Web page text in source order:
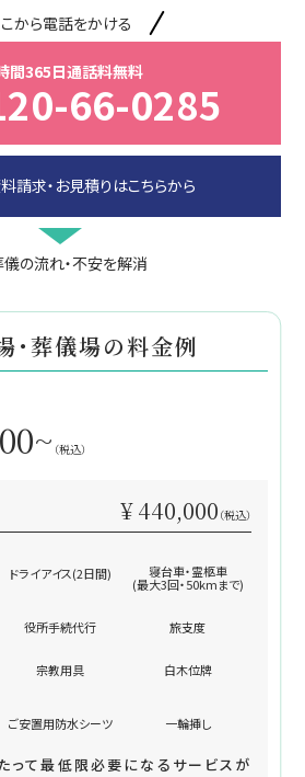
から電話をかける
間365日通話料無料
66-0285
・葬儀場の料金例
（税込）
¥ 440,000 （税込）
ドライアイス(2日間) 寝台車・霊柩車
(最大3回・50kmまで)
役所手続代行 旅支度
宗教用具 白木位牌
ご安置用防水シーツ 一輪挿し
って最低限必要になるサービスが